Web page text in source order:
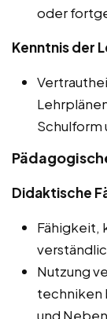
oder
Kenntnis der
Schulform
Didaktische
Fähigkeit,
Nutzung
techniken
und